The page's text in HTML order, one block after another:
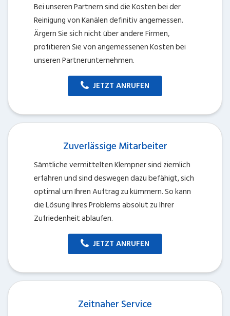
Bei unseren Partnern sind die Kosten bei der
Reinigung von Kanälen definitiv angemessen.
Ärgern Sie sich nicht über andere Firmen,
profitieren Sie von angemessenen Kosten bei
unseren Partnerunternehmen.
JETZT ANRUFEN
Zuverlässige Mitarbeiter
Sämtliche vermittelten Klempner sind ziemlich
erfahren und sind deswegen dazu befähigt, sich
optimal um Ihren Auftrag zu kümmern. So kann
die Lösung Ihres Problems absolut zu Ihrer
Zufriedenheit ablaufen.
JETZT ANRUFEN
Zeitnaher Service